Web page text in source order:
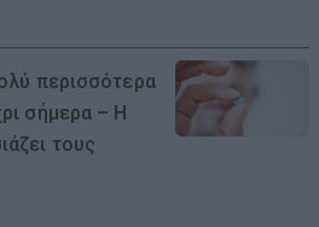
περισσότερα
σήμερα – Η
τους